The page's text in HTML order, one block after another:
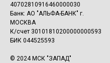
40702810916460000030
Банк: АО "АЛЬФА-БАНК" г.
МОСКВА
К/счет 30101810200000000593
БИК 044525593
© 2024 МСК "ЗАПАД"